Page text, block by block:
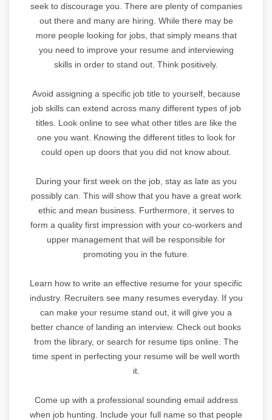
seek to discourage you. There are plenty of companies
out there and many are hiring. While there may be
more people looking for jobs, that simply means that
you need to improve your resume and interviewing
skills in order to stand out. Think positively.
Avoid assigning a specific job title to yourself, because
job skills can extend across many different types of job
titles. Look online to see what other titles are like the
one you want. Knowing the different titles to look for
could open up doors that you did not know about.
During your first week on the job, stay as late as you
possibly can. This will show that you have a great work
ethic and mean business. Furthermore, it serves to
form a quality first impression with your co-workers and
upper management that will be responsible for
promoting you in the future.
Learn how to write an effective resume for your specific
industry. Recruiters see many resumes everyday. If you
can make your resume stand out, it will give you a
better chance of landing an interview. Check out books
from the library, or search for resume tips online. The
time spent in perfecting your resume will be well worth
it.
Come up with a professional sounding email address
when job hunting. Include your full name so that people